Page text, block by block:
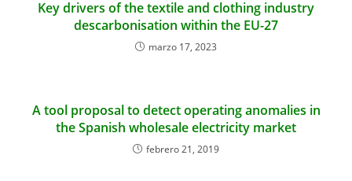
Key drivers of the textile and clothing industry
descarbonisation within the EU-27
marzo 17, 2023
A tool proposal to detect operating anomalies in
the Spanish wholesale electricity market
febrero 21, 2019